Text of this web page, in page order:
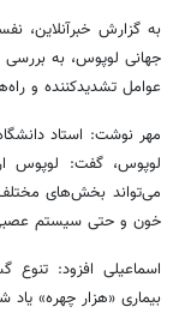
جهانی لوپوس، به
عوامل تشدیدکننده و
مهر نوشت: استاد
لوپوس، گفت: لوپوس
می‌تواند بخش‌های
خون و حتی سیستم عصبی
اسماعیلی افزود:
بیماری «هزار چهره» یاد